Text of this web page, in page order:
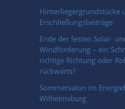
Hinterliegergrundstücke
Erschließungsbeiträge
Ende der festen Solar-
Windförderung – ein
richtige Richtung oder
rückwärts?
Sommersalon im
Wilhelmsburg